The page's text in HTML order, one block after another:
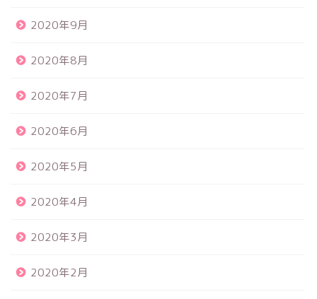
2020年9月
2020年8月
2020年7月
2020年6月
2020年5月
2020年4月
2020年3月
2020年2月